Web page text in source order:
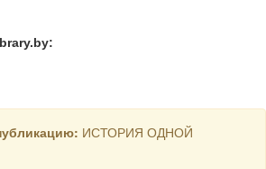
ИСТОРИЯ ОДНОЙ